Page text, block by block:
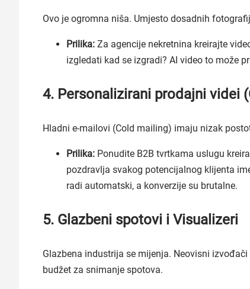
Ovo je ogromna niša. Umjesto dosadnih
Prilika: Za agencije nekretnina kreirajte
izgledati kad se izgradi? AI video to može
4. Personalizirani prodajni videi
Hladni e-mailovi (Cold mailing) imaju nizak
Prilika: Ponudite B2B tvrtkama uslugu
pozdravlja svakog potencijalnog klijenta
radi automatski, a konverzije su brutalne.
5. Glazbeni spotovi i Visualizeri
Glazbena industrija se mijenja. Neovisni
budžet za snimanje spotova.